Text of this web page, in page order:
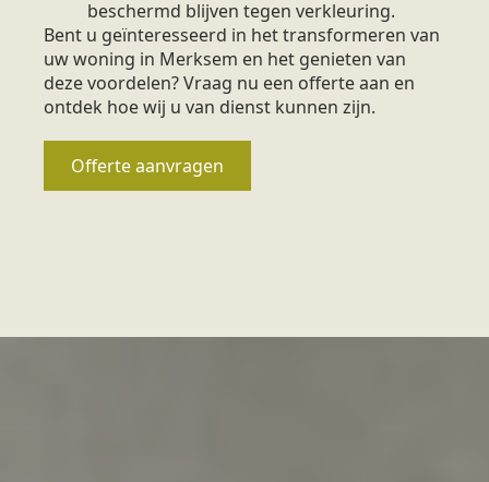
beschermd blijven tegen verkleuring.
Bent u geïnteresseerd in het transformeren van
uw woning in Merksem en het genieten van
deze voordelen? Vraag nu een offerte aan en
ontdek hoe wij u van dienst kunnen zijn.
Offerte aanvragen